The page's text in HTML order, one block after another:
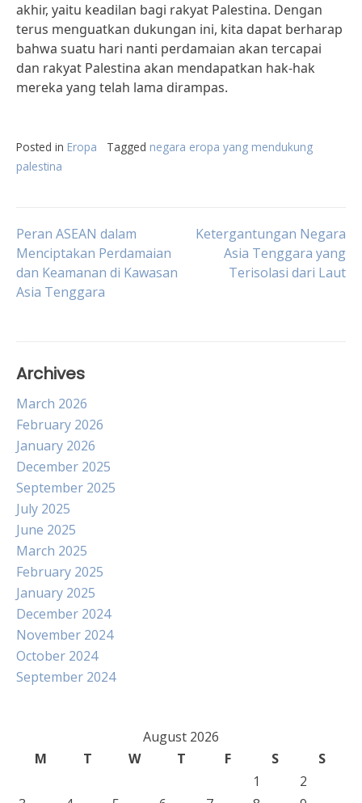
akhir, yaitu keadilan bagi rakyat Palestina. Dengan
terus menguatkan dukungan ini, kita dapat berharap
bahwa suatu hari nanti perdamaian akan tercapai
dan rakyat Palestina akan mendapatkan hak-hak
mereka yang telah lama dirampas.
Posted in Eropa Tagged negara eropa yang mendukung
palestina
Post
navigation
Peran ASEAN dalam
Menciptakan Perdamaian
dan Keamanan di Kawasan
Asia Tenggara
Ketergantungan Negara
Asia Tenggara yang
Terisolasi dari Laut
Archives
March 2026
February 2026
January 2026
December 2025
September 2025
July 2025
June 2025
March 2025
February 2025
January 2025
December 2024
November 2024
October 2024
September 2024
August 2026
M
T W T F S
S
1
2